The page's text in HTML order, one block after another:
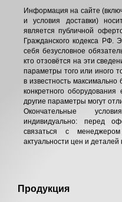
Информация на сайте
и условия доставки)
является публичной
Гражданского кодекса
себя безусловное
кто отзовётся на эти
параметры того или иного
в известность максимально
конкретного
другие параметры могут
Окончательные
индивидуально: перед
связаться с
актуальности цен и деталей
Продукция